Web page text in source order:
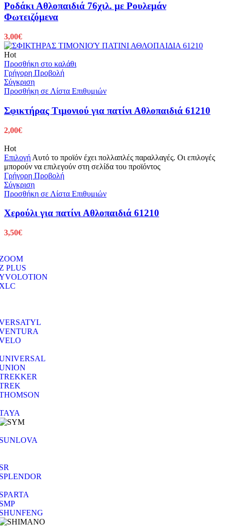
Ροδάκι Αθλοπαιδιά 76χιλ. με Ρουλεμάν
Φωτειζόμενα
3,00€
Hot
Προσθήκη στο καλάθι
Γρήγορη Προβολή
Σύγκριση
Προσθήκη σε Λίστα Επιθυμιών
Σφικτήρας Τιμονιού για πατίνι Αθλοπαιδιά 61210
2,00€
Hot
Επιλογή Αυτό το προϊόν έχει πολλαπλές παραλλαγές. Οι επιλογές
μπορούν να επιλεγούν στη σελίδα του προϊόντος
Γρήγορη Προβολή
Σύγκριση
Προσθήκη σε Λίστα Επιθυμιών
Χερούλι για πατίνι Αθλοπαιδιά 61210
3,50€
PLUS